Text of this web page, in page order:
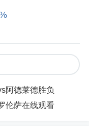
马客战埃尔切，
，迭戈-科斯塔离
线。英超疫情危
面临两周停摆。
第6轮，马德里竞
苏亚雷斯闪击破
阿德莱德胜负
伦萨在线观看